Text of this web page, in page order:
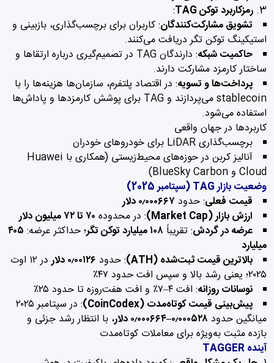
رمزکاربرد توکن TAG
:
تشویق مشارکت‌کنندگان: کاربران برای برچسب‌گذاری، بازبینی و
استیکینگ توکن تگر دریافت می‌کنند.
حاکمیت شبکه
: دارندگان TAG در تصمیم‌گیری درباره ارتقاها و
ساختار کارمزد مشارکت دارند.
پرداخت‌ها و تسویه: در اقتصاد پلتفرم، سازمان‌ها هزینه‌ها را با
stablecoin می‌پردازند و TAG برای پوشش کارمزدها و پاداش‌ها
استفاده می‌شود.
کاربردها در جهان واقعی
برچسب‌گذاری LiDAR برای خودروهای خودران
آنالیز کربن در حوزه‌های محیط‌زیستی (همکاری با Huawei
Cloud و BlueSky Carbon)
وضعیت بازار TAG (سپتامبر 2025)
قیمت فعلی: حدود ۰٫۰۰۰۶۶۷ دلار
ارزش بازار (Market Cap)
: در محدوده ۷۰ تا ۷۲ میلیون دلار
عرضه در گردش: تقریباً ۱۰۸ میلیارد توکن تگر ؛ حداکثر عرضه: ۴۰۵
میلیارد
بالاترین قیمت ثبت‌شده (ATH)
: حدود ۰٫۰۰۱۲۶ دلار
در ۱۲ اوت
۲۰۲۵؛ یعنی رشد بالا و سپس افت حدود ۴۷٪
نوسانات روزانه: افت ۴–۷٪ و افت هفت‌روزه تا حدود ۲۵٪
پیش‌بینی قیمت کوتاه‌مدت (CoinCodex)
: در سپتامبر ۲۰۲۵
میانگین حدود ۰٫۰۰۰۵۲۸–۰٫۰۰۰۶۶۴ دلار
، با انتظار رشد جزئی و
بازده مثبت به‌ویژه برای معاملات کوتاه‌مدت
آینده TAGGER